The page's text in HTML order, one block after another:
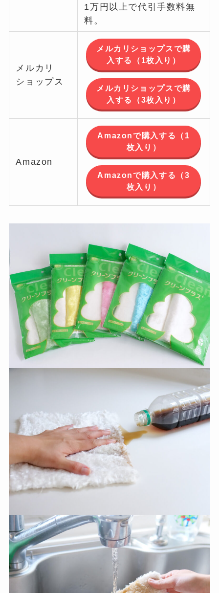
1万円以上で代引手数料無
料。
メルカリ
ショップス
メルカリショップスで購
入する（1枚入り）
メルカリショップスで購
入する（3枚入り）
Amazon
Amazonで購入する（1
枚入り）
Amazonで購入する（3
枚入り）